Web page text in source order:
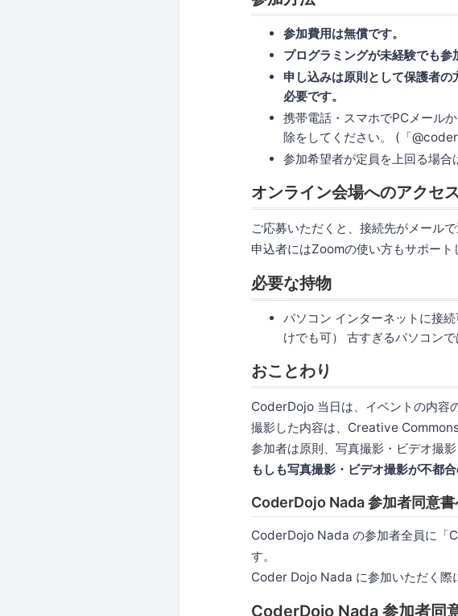
参加費用は無償です。
プログラミングが未経験でも参
申し込みは原則として保護者の
必要です。
携帯電話・スマホでPCメール
除をしてください。 (「
参加希望者が定員を上回る場合
オンライン会場へのアクセス
ご応募いただくと、接続先がメールで
申込者にはZoomの使い方もサポート
必要な持物
パソコン インターネットに接
けでも可） 古すぎるパソコン
おことわり
CoderDojo 当日は、イベントの内容
撮影した内容は、Creative
参加者は原則、写真撮影・ビデオ撮
もしも写真撮影・ビデオ撮影が不都
CoderDojo Nada 参加者同意
CoderDojo Nada の参加者全員に「
す。
Coder Dojo Nada に参加いただく際
CoderDojo Nada 参加者同